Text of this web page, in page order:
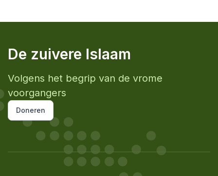
De zuivere Islaam
Volgens het begrip van de vrome
voorgangers
Doneren